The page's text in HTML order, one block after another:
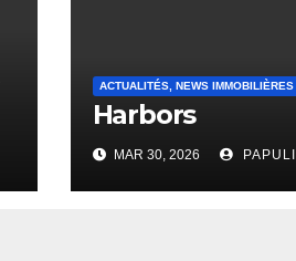
ACTUALITÉS, NEWS IMMOBILIÈRES
Harbors
MAR 30, 2026 PAPULI